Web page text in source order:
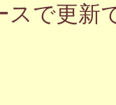
スで更新